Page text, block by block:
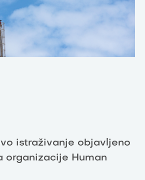
istraživanje objavljeno
organizacije Human